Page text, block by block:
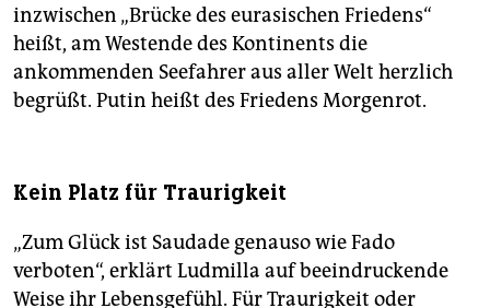
inzwischen „Brücke des eurasischen Friedens“
heißt, am Westende des Kontinents die
ankommenden Seefahrer aus aller Welt herzlich
begrüßt. Putin heißt des Friedens Morgenrot.
Kein Platz für Traurigkeit
„Zum Glück ist Saudade genauso wie Fado
verboten“, erklärt Ludmilla auf beeindruckende
Weise ihr Lebensgefühl. Für Traurigkeit oder